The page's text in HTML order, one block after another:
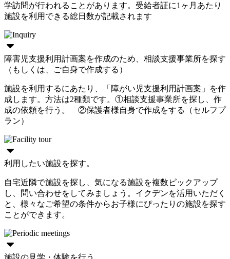
学訪問が行われることがあります。受給者証に1ヶ月あたり
施設を利用できる総日数が記載されます
障害児支援利用計画案を作成のため、相談支援事業所を探す
（もしくは、ご自身で作成する）
施設を利用するにあたり、「障がい児支援利用計画案」を作
成します。方法は2種類です。①相談支援事業所を探し、作
成の依頼を行う。 ②保護者様自身で作成をする（セルフプ
ラン）
利用したい施設を探す。
自宅近隣で施設を探し、気になる施設を複数ピックアップ
し、問い合わせをしてみましょう。イクデンを活用いただく
と、様々なご希望の条件からお子様にぴったりの施設を探す
ことができます。
施設の見学・体験を行う